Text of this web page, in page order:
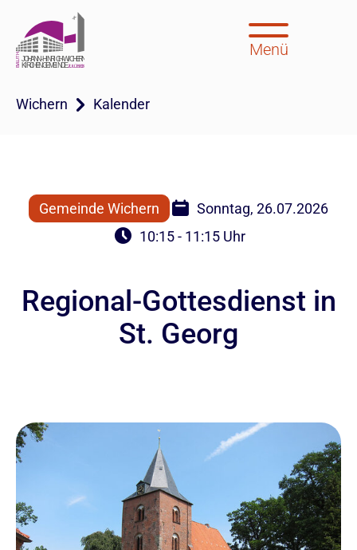
Menü
Wichern Kalender
Gemeinde Wichern
Sonntag, 26.07.2026
10:15 - 11:15 Uhr
Regional-Gottesdienst in
St. Georg